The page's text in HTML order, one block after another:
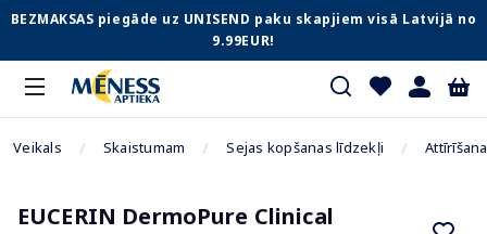
BEZMAKSAS piegāde uz UNISEND paku skapjiem visā Latvijā no
9.99EUR!
Veikals Skaistumam Sejas kopšanas līdzekļi
EUCERIN DermoPure Clinical